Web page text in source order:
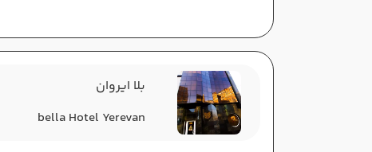
بلا ایروان
bella Hotel Yerevan